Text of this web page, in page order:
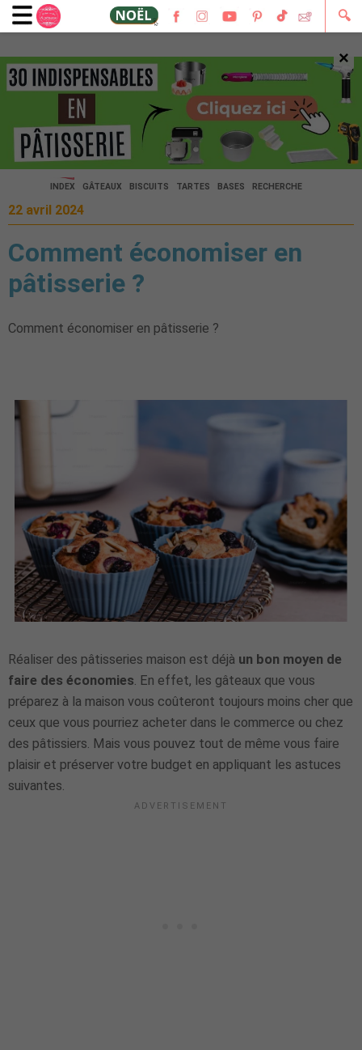
🔍
×
🔍
INDEX GÂTEAUX BISCUITS TARTES BASES RECHERCHE
22 avril 2024
Comment économiser en
pâtisserie ?
Comment économiser en pâtisserie ?
Réaliser des pâtisseries maison est déjà un bon moyen de
faire des économies . En effet, les gâteaux que vous
préparez à la maison vous coûteront toujours moins cher que
ceux que vous pourriez acheter dans le commerce ou chez
des pâtissiers. Mais vous pouvez tout de même vous faire
plaisir et préserver votre budget en appliquant les astuces
suivantes.